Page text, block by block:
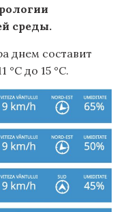
среды.
днем ​​составит
°C до 15 °C.